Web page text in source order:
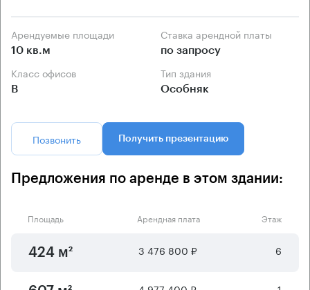
Арендуемые площади
10 кв.м
Ставка арендной платы
по запросу
Класс офисов
B
Тип здания
Особняк
Позвонить Получить презентацию
Предложения по аренде в этом здании:
Площадь Арендная плата Этаж
424 м² 3 476 800 ₽ 6